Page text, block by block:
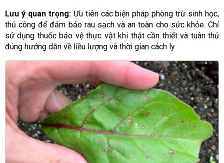
Lưu ý quan trọng:Ưu tiên các biện pháp phòng trừ sinh học,
thủ công để đảm bảo rau sạch và an toàn cho sức khỏe. Chỉ
sử dụng thuốc bảo vệ thực vật khi thật cần thiết và tuân thủ
đúng hướng dẫn về liều lượng và thời gian cách ly.